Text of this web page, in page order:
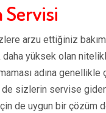
Servisi
arzu ettiğiniz bakım
yüksek olan
adına genellikle
sizlerin servise
de uygun bir çözüm